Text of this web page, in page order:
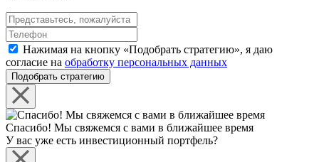
Нажимая на кнопку «Подобрать стратегию», я даю
согласие на обработку персональных данных
Подобрать стратегию
Спасибо! Мы свяжемся с вами в ближайшее время
У вас уже есть инвестиционный портфель?